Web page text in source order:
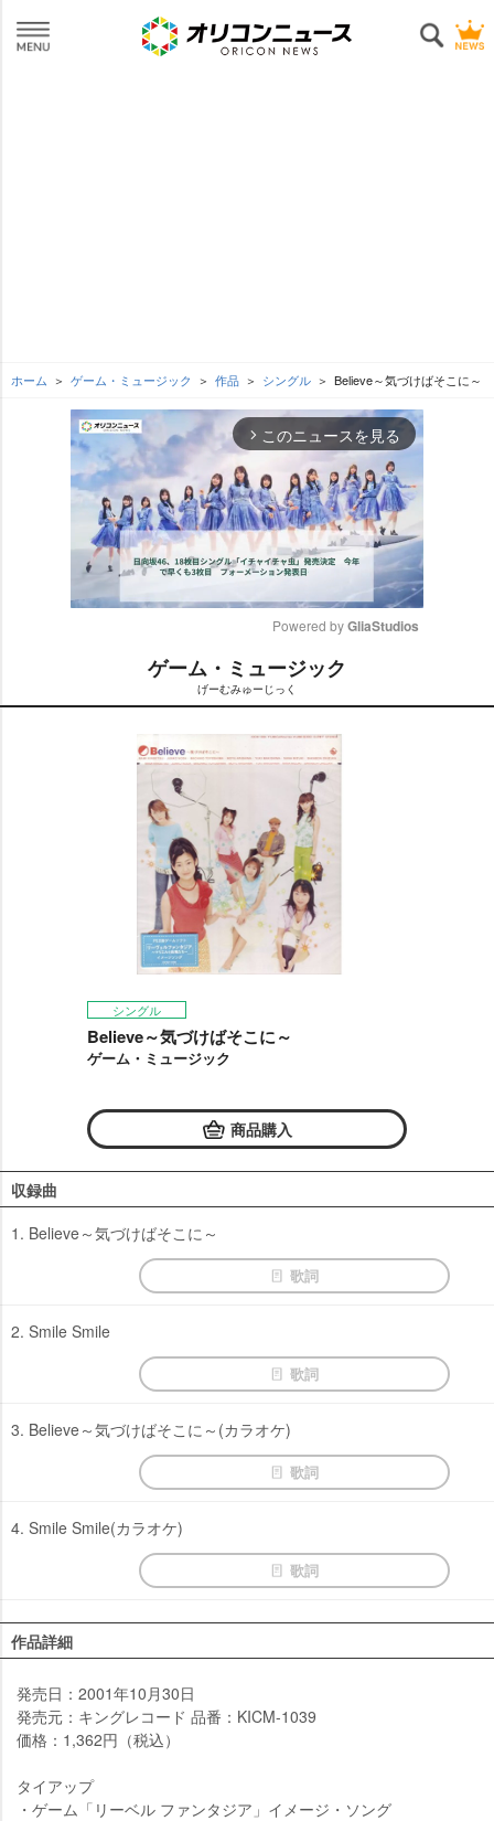
ホーム ゲーム・ミュージック 作品 シングル Believe～気づけばそこに～
arrow_forward_ios このニュースを見る
t
Powered by GliaStudios
ゲーム・ミュージック
げーむみゅーじっく
シングル
Believe～気づけばそこに～
ゲーム・ミュージック
商品購入
収録曲
1. Believe～気づけばそこに～
歌詞
2. Smile Smile
歌詞
3. Believe～気づけばそこに～(カラオケ)
歌詞
4. Smile Smile(カラオケ)
歌詞
作品詳細
発売日：2001年10月30日
発売元：キングレコード 品番：KICM-1039
価格：1,362円（税込）
タイアップ
・ゲーム「リーベル ファンタジア」イメージ・ソング